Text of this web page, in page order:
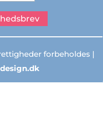
forbeholdes |